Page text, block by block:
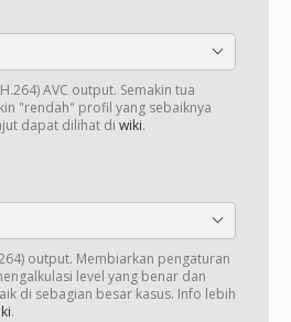
AVC output. Semakin tua
"rendah" profil yang sebaiknya
dapat dilihat di wiki.
output. Membiarkan pengaturan
level yang benar dan
di sebagian besar kasus. Info lebih
.